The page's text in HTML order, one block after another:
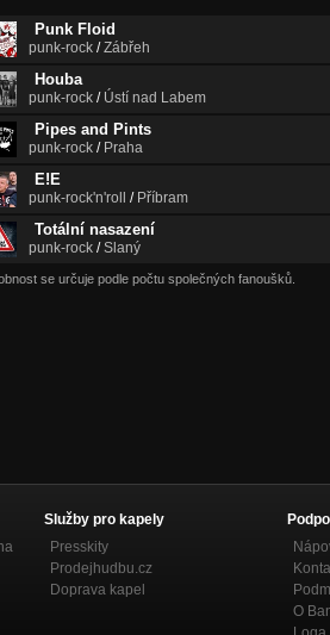
Punk Floid
punk-rock /Zábřeh
Houba
punk-rock / Ústí nad Labem
Pipes and Pints
punk-rock / Praha
E!E
punk-rock'n'roll / Příbram
Totální nasazení
punk-rock /Slaný
se určuje podle počtu společných fanoušků.
Služby pro kapely
Presskity
Prodejhudbu.cz
Doprava kapel
O